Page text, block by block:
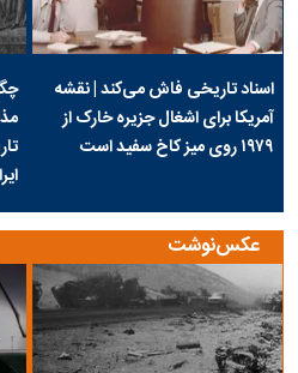
اسناد تاریخی فاش می‌کند | نقشه
آمریکا برای اشغال جزیره خارک از
۱۹۷۹ روی میز کاخ سفید است
عکس‌نوشت